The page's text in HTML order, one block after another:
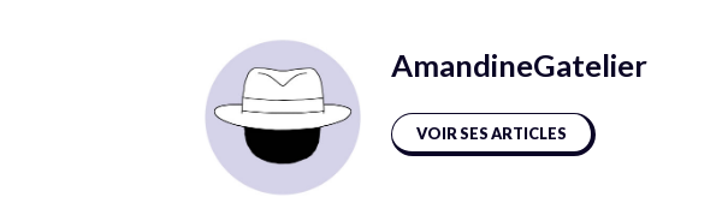
AmandineGatelier
VOIR SES ARTICLES